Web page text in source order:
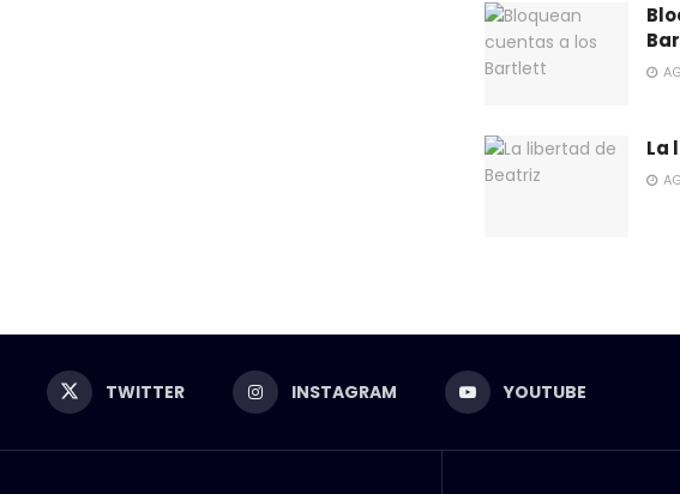
La
TWITTER INSTAGRAM YOUTUBE